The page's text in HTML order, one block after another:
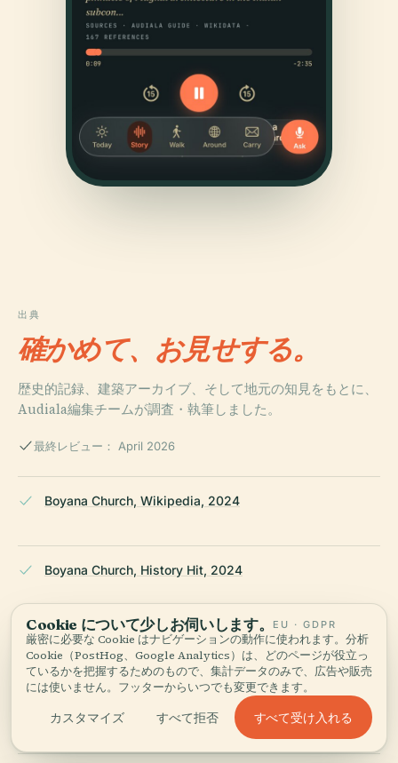
出典
確かめて、お見せする。
歴史的記録、建築アーカイブ、そして地元の知見をもとに、
Audiala編集チームが調査・執筆しました。
最終レビュー： April 2026
Boyana Church, Wikipedia, 2024
Boyana Church, History Hit, 2024
Boyana Church, Maps of World, 2024
Boyana Church, Everything Everywhere, 2024
Cookie について少しお伺いします。 EU · GDPR
厳密に必要な Cookie はナビゲーションの動作に使われます。分析
Cookie（PostHog、Google Analytics）は、どのページが役立っ
ているかを把握するためのもので、集計データのみで、広告や販売
には使いません。フッターからいつでも変更できます。
カスタマイズ すべて拒否 すべて受け入れる